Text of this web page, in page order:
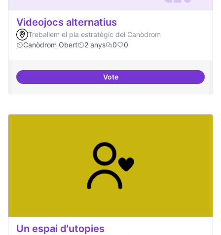
Videojocs alternatius
Treballem el pla estratègic del Canòdrom
Canòdrom Obert
2 anys 0 0
VoteVideojocs alternatius
Un espai d'utopies